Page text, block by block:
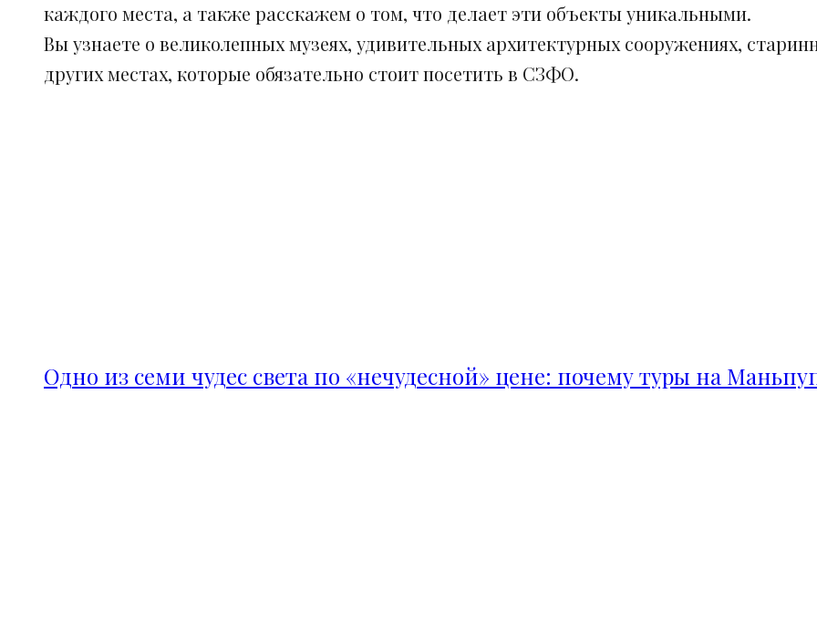
каждого места, а также расскажем о том, что делает эти объекты уникальными.
Вы узнаете о великолепных музеях, удивительных архитектурных сооружениях,
других местах, которые обязательно стоит посетить в СЗФО.
Одно из семи чудес света по «нечудесной» цене: почему туры на